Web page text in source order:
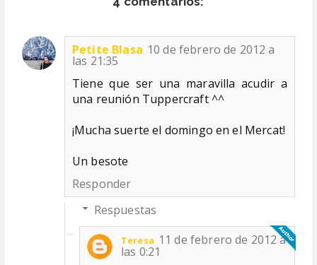
Petite Blasa 10 de febrero de 2012 a
las 21:35
Tiene que ser una maravilla acudir a
una reunión Tuppercraft ^^
¡Mucha suerte el domingo en el Mercat!
Un besote
Responder
Respuestas
Teresa 11 de febrero de 2012 a
las 0:21